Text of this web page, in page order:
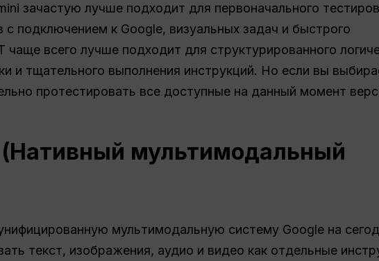
зачастую лучше подходит для первоначального
подключением к Google, визуальных задач и быстрого
чаще всего лучше подходит для структурированного
и тщательного выполнения инструкций. Но если вы
протестировать все доступные на данный момент
(Нативный мультимодальный
мультимодальную систему Google на
текст, изображения, аудио и видео как отдельные